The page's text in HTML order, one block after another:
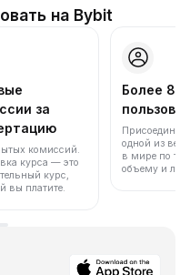
на Bybit
за
комиссий.
курса — это
курс,
вы платите.
Более 86
одной из
в мире по
объему и